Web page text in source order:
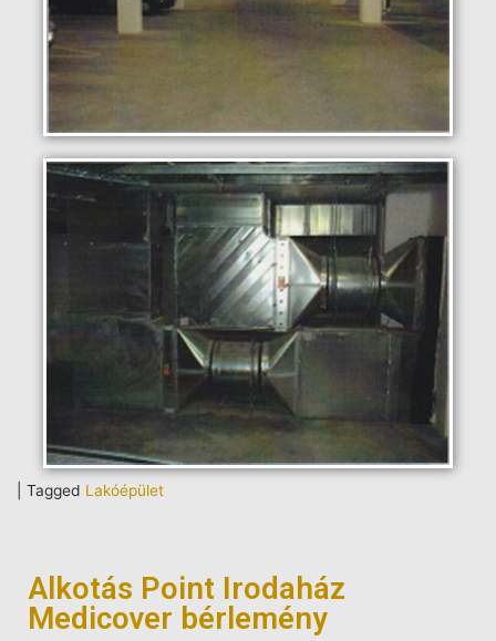
Tagged Lakóépület
Alkotás Point Irodaház
Medicover bérlemény